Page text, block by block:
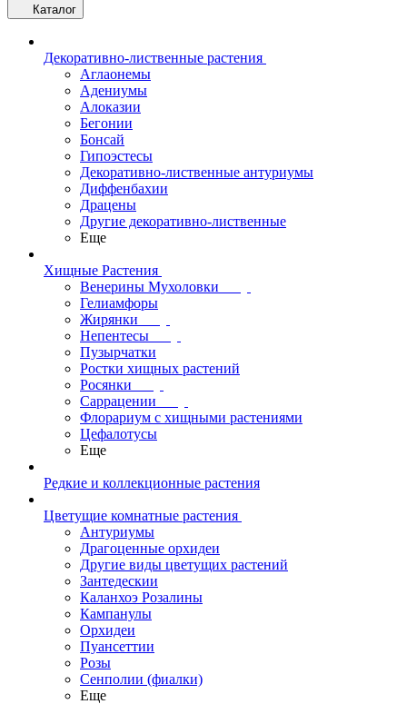
Каталог
Декоративно-лиственные растения
Аглаонемы
Адениумы
Алоказии
Бегонии
Бонсай
Гипоэстесы
Декоративно-лиственные антуриумы
Диффенбахии
Драцены
Другие декоративно-лиственные
Еще
Хищные Растения
Венерины Мухоловки
Гелиамфоры
Жирянки
Непентесы
Пузырчатки
Ростки хищных растений
Росянки
Саррацении
Флорариум с хищными растениями
Цефалотусы
Еще
Редкие и коллекционные растения
Цветущие комнатные растения
Антуриумы
Драгоценные орхидеи
Другие виды цветущих растений
Зантедескии
Каланхоэ Розалины
Кампанулы
Орхидеи
Пуансеттии
Розы
Сенполии (фиалки)
Еще